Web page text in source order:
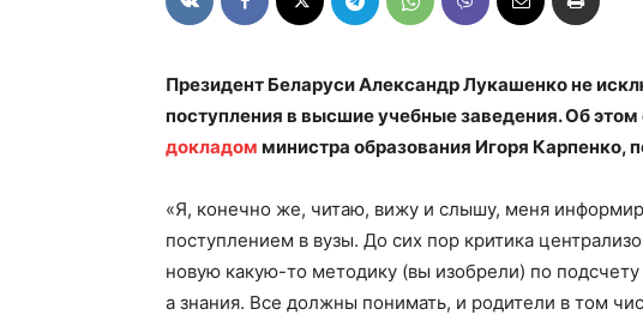
Президент Беларуси Александр Лукашенко не
поступления в высшие учебные заведения. Об этом
докладом министра образования Игоря Карпенко,
«Я, конечно же, читаю, вижу и слышу, меня
поступлением в вузы. До сих пор критика
новую какую-то методику (вы изобрели) по
а знания. Все должны понимать, и родители в том